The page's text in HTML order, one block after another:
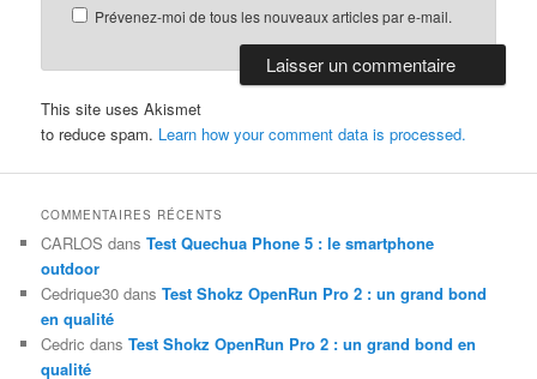
Prévenez-moi de tous les nouveaux articles par e-mail.
This site uses Akismet
to reduce spam. Learn how your comment data is processed.
COMMENTAIRES RÉCENTS
CARLOS dansTest Quechua Phone 5 : le smartphone
outdoor
Cedrique30 dansTest Shokz OpenRun Pro 2 : un grand bond
en qualité
Cedric dansTest Shokz OpenRun Pro 2 : un grand bond en
qualité